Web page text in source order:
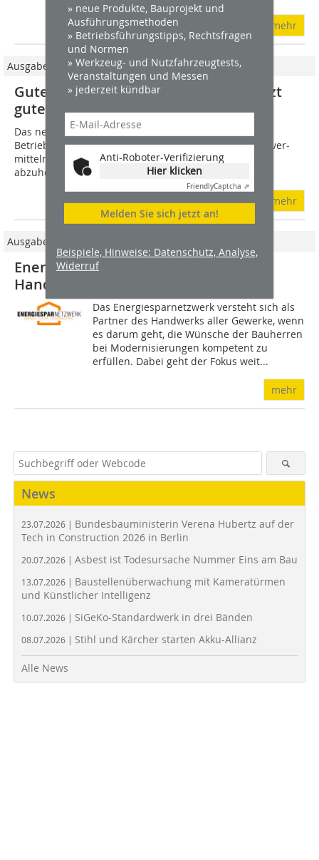
» neue Produkte, Bauprojekt und
Ausführungsmethoden
» Betriebsführungstipps, Rechtsfragen
und Normen
» Werkzeug- und Nutzfahrzeugtests,
Veranstaltungen und Messen
» jederzeit kündbar
Anti-Roboter-Verifizierung
Hier klicken
FriendlyCaptcha ⇗
Melden Sie sich jetzt an!
Beispiele, Hinweise: Datenschutz, Analyse,
Widerruf
mehr
Ausgabe 10/2011
Gute-Bauunternehmen.de unterstützt
gute Handwerksbetriebe
Das neue Portal Gute-Bauunternehmen.de hilft guten
Betrieben dabei, ihre Leistungsfähigkeit glaubhaft zu ver­
mitteln und sich damit deutlich von Billiganbietern
abzuheben. Neben einer detaillierten...
mehr
Ausgabe 10/2012
Energiesparnetzwerk ist Partner für
Handwerker aus allen Gewerken
Das Energiesparnetzwerk versteht sich als
Partner des Handwerks aller Gewerke, wenn
es darum geht, die Wünsche der Bauherren
bei Modernisierungen kompetent zu
erfüllen. Dabei geht der Fokus weit...
mehr
News
23.07.2026 | Bundesbauministerin Verena Hubertz auf der
Tech in Construction 2026 in Berlin
20.07.2026 | Asbest ist Todesursache Nummer Eins am Bau
13.07.2026 | Baustellenüberwachung mit Kameratürmen
und Künstlicher Intelligenz
10.07.2026 | SiGeKo-Standardwerk in drei Bänden
08.07.2026 | Stihl und Kärcher starten Akku-Allianz
Alle News